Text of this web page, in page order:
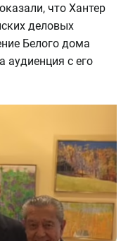
что Хантер
деловых
Белого дома
аудиенция с его